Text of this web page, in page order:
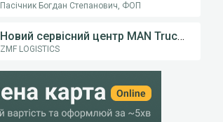
Пасічник Богдан Степанович, ФОП
Новий сервісний центр MAN Truck & Bus у Вінниці! ТОВ «Вест Тракс» — офіційний дилер MAN в Україні
ZMF LOGISTICS